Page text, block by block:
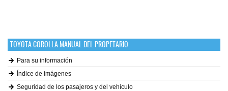
TOYOTA COROLLA MANUAL DEL PROPETARIO
Para su información
Índice de imágenes
Seguridad de los pasajeros y del vehículo